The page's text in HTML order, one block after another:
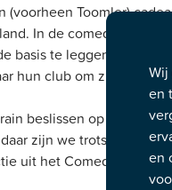
Toomler)
In de comedyclub,
te leggen voor de
hun club om zich te
beslissen op artistiek
zijn we trots op. Bij
uit het Comedytrain
en
en